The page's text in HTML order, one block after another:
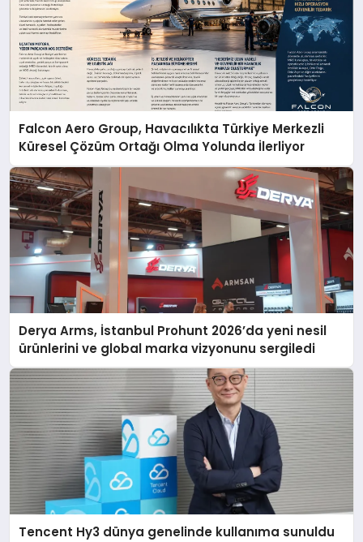
Falcon Aero Group, Havacılıkta Türkiye Merkezli
Küresel Çözüm Ortağı Olma Yolunda İlerliyor
Derya Arms, İstanbul Prohunt 2026’da yeni nesil
ürünlerini ve global marka vizyonunu sergiledi
Tencent Hy3 dünya genelinde kullanıma sunuldu